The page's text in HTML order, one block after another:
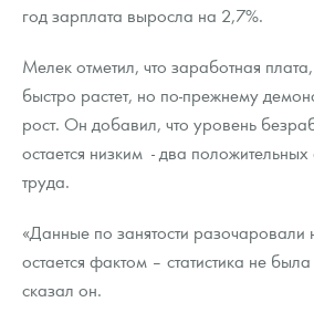
год зарплата выросла на 2,7%.
Мелек отметил, что заработная
быстро растет, но по-прежнему
рост. Он добавил, что уровень
остается низким - два
труда.
«Данные по занятости разочаровали
остается фактом – статистика не
сказал он.